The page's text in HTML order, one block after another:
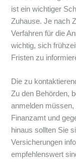
ist ein wichtiger
Zuhause. Je nach
Verfahren für die
wichtig, sich
Fristen zu
Die zu
Zu den Behörden,
anmelden
Finanzamt und
hinaus sollten Sie
Versicherungen
empfehlenswert